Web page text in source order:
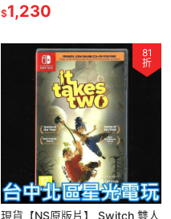
$1,230
81
折
現貨【NS原版片】 Switch 雙人